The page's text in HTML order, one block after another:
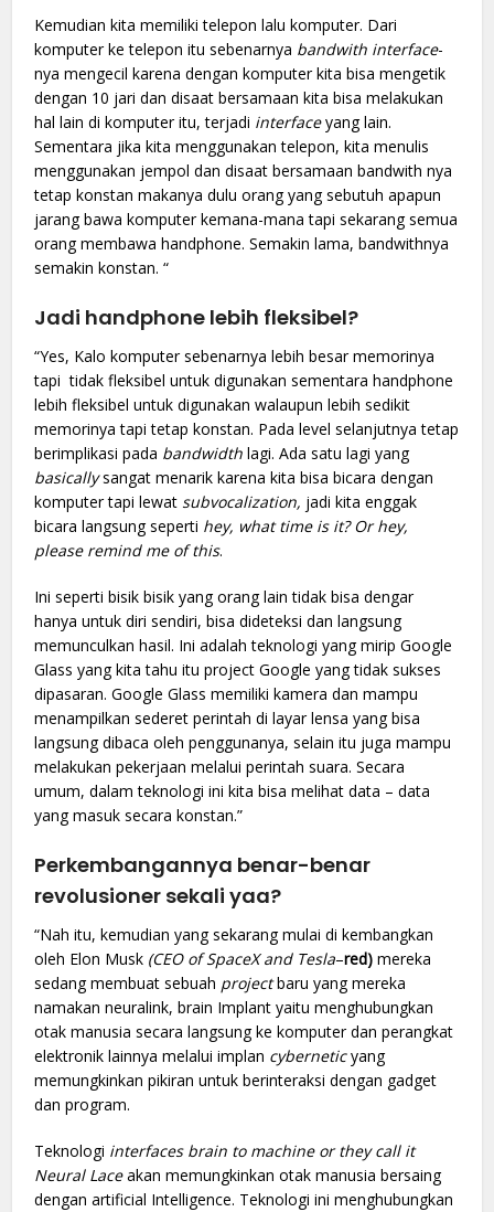
Kemudian kita memiliki telepon lalu komputer. Dari
komputer ke telepon itu sebenarnya bandwith interface-
nya mengecil karena dengan komputer kita bisa mengetik
dengan 10 jari dan disaat bersamaan kita bisa melakukan
hal lain di komputer itu, terjadi interfaceyang lain.
Sementara jika kita menggunakan telepon, kita menulis
menggunakan jempol dan disaat bersamaan bandwith nya
tetap konstan makanya dulu orang yang sebutuh apapun
jarang bawa komputer kemana-mana tapi sekarang semua
orang membawa handphone. Semakin lama, bandwithnya
semakin konstan. “
Jadi handphone lebih fleksibel?
“Yes, Kalo komputer sebenarnya lebih besar memorinya
tapi tidak fleksibel untuk digunakan sementara handphone
lebih fleksibel untuk digunakan walaupun lebih sedikit
memorinya tapi tetap konstan. Pada level selanjutnya tetap
berimplikasi pada bandwidthlagi. Ada satu lagi yang
basicallysangat menarik karena kita bisa bicara dengan
komputer tapi lewatsubvocalization, jadi kita enggak
bicara langsung seperti hey, what time is it? Or hey,
please remind me of this.
Ini seperti bisik bisik yang orang lain tidak bisa dengar
hanya untuk diri sendiri, bisa dideteksi dan langsung
memunculkan hasil. Ini adalah teknologi yang mirip Google
Glass yang kita tahu itu project Google yang tidak sukses
dipasaran. Google Glass memiliki kamera dan mampu
menampilkan sederet perintah di layar lensa yang bisa
langsung dibaca oleh penggunanya, selain itu juga mampu
melakukan pekerjaan melalui perintah suara. Secara
umum, dalam teknologi ini kita bisa melihat data – data
yang masuk secara konstan.”
Perkembangannya benar-benar
revolusioner sekali yaa?
“Nah itu, kemudian yang sekarang mulai di kembangkan
oleh Elon Musk (CEO of SpaceX and Tesla–red) mereka
sedang membuat sebuah projectbaru yang mereka
namakan neuralink, brain Implant yaitu menghubungkan
otak manusia secara langsung ke komputer dan perangkat
elektronik lainnya melalui implan cyberneticyang
memungkinkan pikiran untuk berinteraksi dengan gadget
dan program.
Teknologi interfaces brain to machine or they call it
Neural Laceakan memungkinkan otak manusia bersaing
dengan artificial Intelligence. Teknologi ini menghubungkan